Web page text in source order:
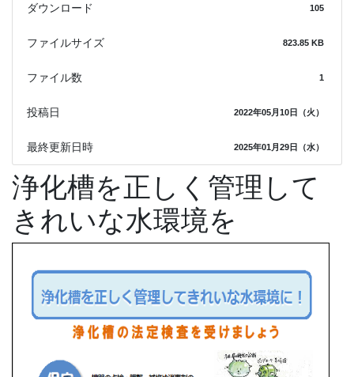
ダウンロード 105
ファイルサイズ 823.85 KB
ファイル数 1
投稿日 2022年05月10日（火）
最終更新日時 2025年01月29日（水）
浄化槽を正しく管理して
きれいな水環境を